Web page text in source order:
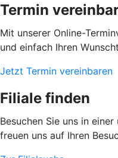
Termin
Mit unserer Online-
und einfach Ihren
Jetzt Termin vereinbaren
Filiale finden
Besuchen Sie uns in
freuen uns auf Ihren